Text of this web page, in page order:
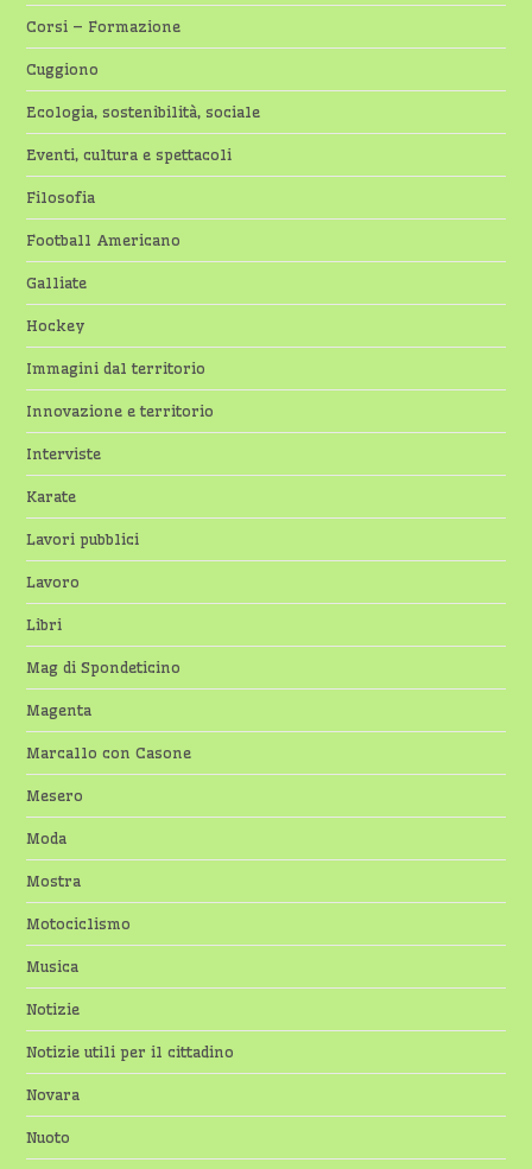
Corsi – Formazione
Cuggiono
Ecologia, sostenibilità, sociale
Eventi, cultura e spettacoli
Filosofia
Football Americano
Galliate
Hockey
Immagini dal territorio
Innovazione e territorio
Interviste
Karate
Lavori pubblici
Lavoro
Libri
Mag di Spondeticino
Magenta
Marcallo con Casone
Mesero
Moda
Mostra
Motociclismo
Musica
Notizie
Notizie utili per il cittadino
Novara
Nuoto